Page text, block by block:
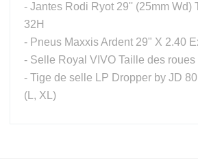
- Jantes Rodi Ryot 29'' (25mm Wd)
32H
- Pneus Maxxis Ardent 29" X 2.40
- Selle Royal VIVO Taille des roues
- Tige de selle LP Dropper by JD
(L, XL)